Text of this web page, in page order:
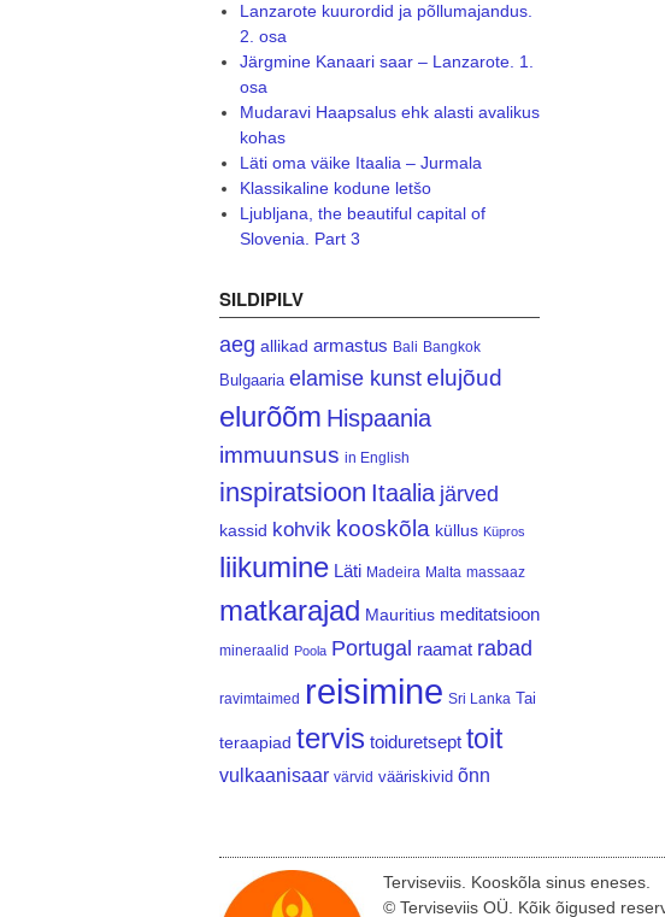
Lanzarote kuurordid ja põllumajandus.
2. osa
Järgmine Kanaari saar – Lanzarote. 1.
osa
Mudaravi Haapsalus ehk alasti avalikus
kohas
Läti oma väike Itaalia – Jurmala
Klassikaline kodune letšo
Ljubljana, the beautiful capital of
Slovenia. Part 3
SILDIPILV
aeg allikad armastus Bali Bangkok
Bulgaaria elamise kunst elujõud
elurõõm Hispaania
immuunsus in English
inspiratsioon Itaalia järved
kassid kohvik kooskõla küllus Küpros
liikumine Läti Madeira Malta massaaz
matkarajad Mauritius meditatsioon
mineraalid Poola Portugal raamat rabad
ravimtaimed reisimine Sri Lanka Tai
teraapiad tervis toiduretsept toit
vulkaanisaar värvid vääriskivid õnn
Terviseviis. Kooskõla sinus eneses.
© Terviseviis OÜ. Kõik õigused